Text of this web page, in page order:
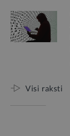
Visi raksti